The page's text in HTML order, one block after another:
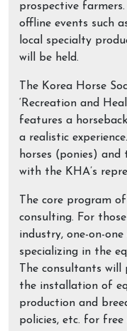
prospective
offline events such
local specialty
will be held.
The Korea Horse
‘Recreation and
features a
a realistic
horses (ponies)
with the KHA’s
The core program
consulting. For
industry, one-on-
specializing in the
The consultants
the installation of
production and
policies, etc. for free